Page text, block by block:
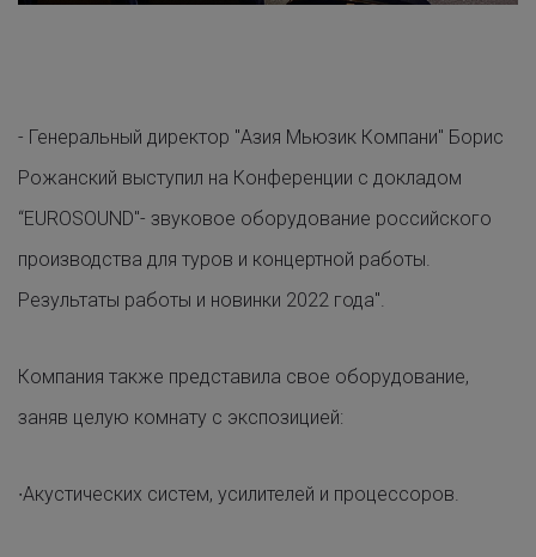
- Генеральный директор "Азия Мьюзик Компани" Борис
Рожанский выступил на Конференции с докладом
“EUROSOUND"- звуковое оборудование российского
производства для туров и концертной работы.
Результаты работы и новинки 2022 года".
Компания также представила свое оборудование,
заняв целую комнату с экспозицией:
∙Акустических систем, усилителей и процессоров.